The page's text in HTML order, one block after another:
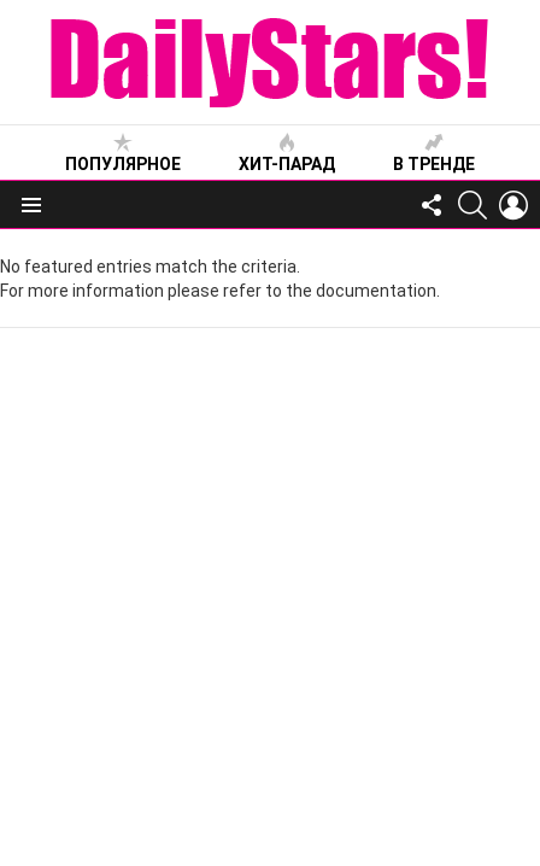
ПОПУЛЯРНОЕ ХИТ-ПАРАД В ТРЕНДЕ
Меню
FOLLOW
US
No featured entries match the criteria.
For more information please refer to the documentation.